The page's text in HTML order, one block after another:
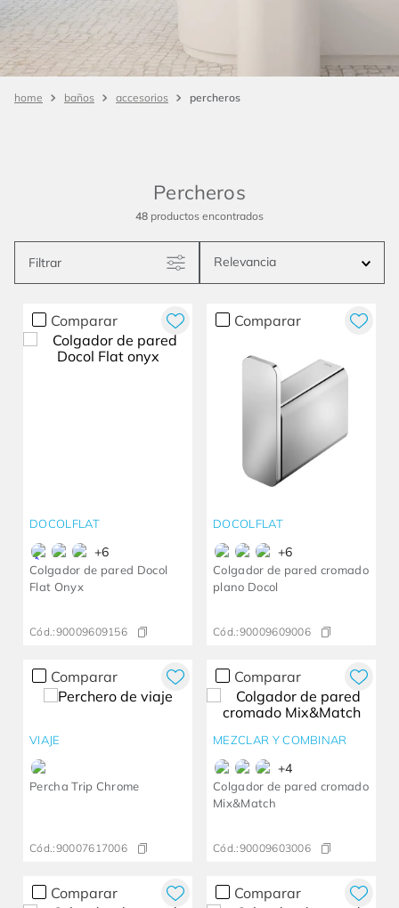
baños accesorios percheros
Percheros
48 productos
Filtrar Relevancia
Comparar
DOCOLFLAT
+6
Colgador de pared Docol
Flat Onyx
Cód.:90009609156
Comparar
DOCOLFLAT
+6
Colgador de pared cromado
plano Docol
Cód.:90009609006
Comparar
VIAJE
Percha Trip Chrome
Cód.:90007617006
Comparar
MEZCLAR Y COMBINAR
+4
Colgador de pared cromado
Mix&Match
Cód.:90009603006
Comparar Comparar